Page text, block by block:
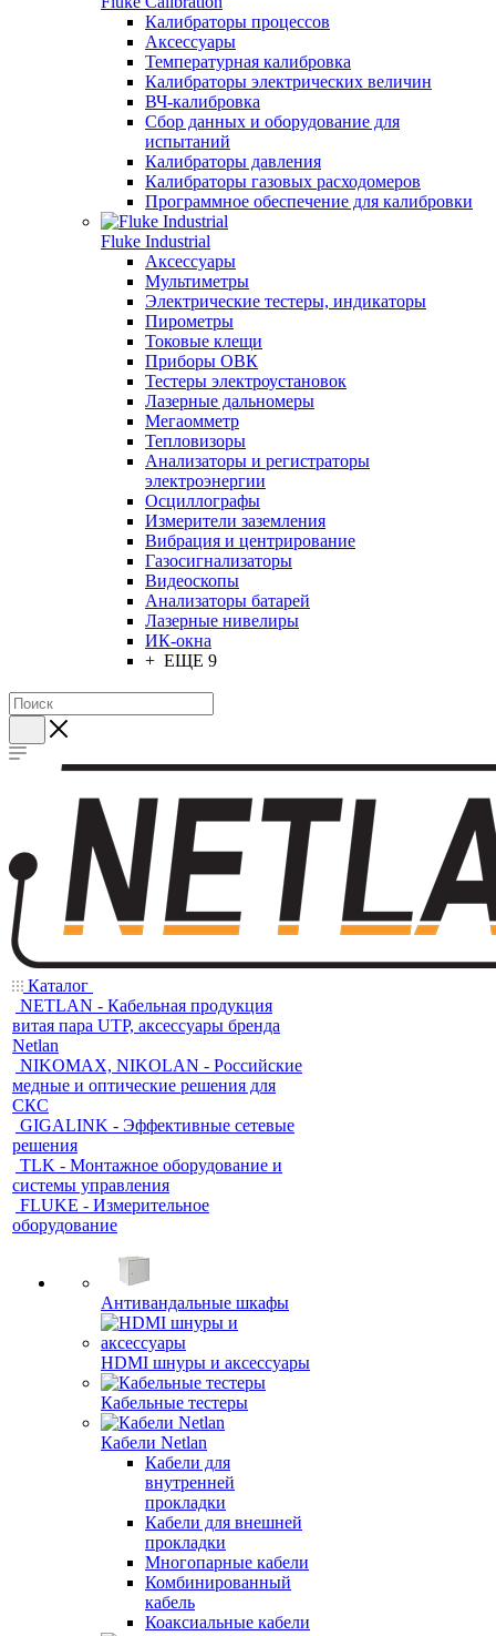
Калибраторы процессов
Аксессуары
Температурная калибровка
Калибраторы электрических величин
ВЧ-калибровка
Сбор данных и оборудование для
испытаний
Калибраторы давления
Калибраторы газовых расходомеров
Программное обеспечение для калибровки
Fluke Industrial
Аксессуары
Мультиметры
Электрические тестеры, индикаторы
Пирометры
Токовые клещи
Приборы ОВК
Тестеры электроустановок
Лазерные дальномеры
Мегаомметр
Тепловизоры
Анализаторы и регистраторы
электроэнергии
Осциллографы
Измерители заземления
Вибрация и центрирование
Газосигнализаторы
Видеоскопы
Анализаторы батарей
Лазерные нивелиры
ИК-окна
+ ЕЩЕ 9
Каталог
NETLAN - Кабельная продукция
витая пара UTP, аксессуары бренда
Netlan
NIKOMAX, NIKOLAN - Российские
медные и оптические решения для
СКС
GIGALINK - Эффективные сетевые
решения
TLK - Монтажное оборудование и
системы управления
FLUKE - Измерительное
оборудование
Антивандальные шкафы
HDMI шнуры и аксессуары
Кабельные тестеры
Кабели Netlan
Кабели для
внутренней
прокладки
Кабели для внешней
прокладки
Многопарные кабели
Комбинированный
кабель
Коаксиальные кабели